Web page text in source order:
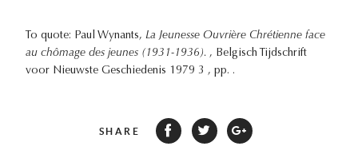
To quote: Paul Wynants, La Jeunesse Ouvrière Chrétienne face
au chômage des jeunes (1931-1936). , Belgisch Tijdschrift
voor Nieuwste Geschiedenis 1979 3 , pp. .
SHARE